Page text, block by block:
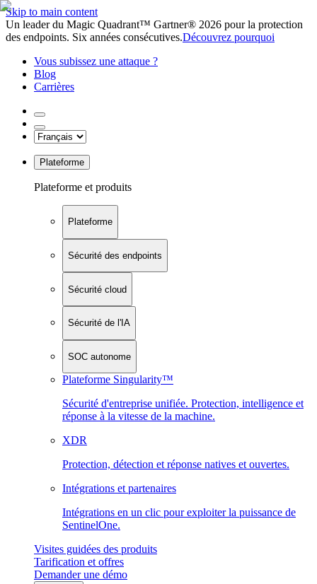
Skip to main content
Un leader du Magic Quadrant™ Gartner® 2026 pour la protection
des endpoints. Six années consécutives.Découvrez pourquoi
Vous subissez une attaque ?
Blog
Carrières
Plateforme
Plateforme et produits
Plateforme
Sécurité des endpoints
Sécurité cloud
Sécurité de l'IA
SOC autonome
Plateforme Singularity™
Sécurité d'entreprise unifiée. Protection, intelligence et
réponse à la vitesse de la machine.
XDR
Protection, détection et réponse natives et ouvertes.
Intégrations et partenaires
Intégrations en un clic pour exploiter la puissance de
SentinelOne.
Visites guidées des produits
Tarification et offres
Demander une démo